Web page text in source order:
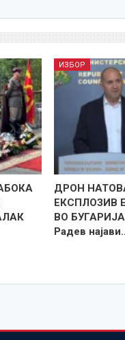
ИЗБОР
ДРОН
ЕКСПЛОЗИВ
ВО
Радев